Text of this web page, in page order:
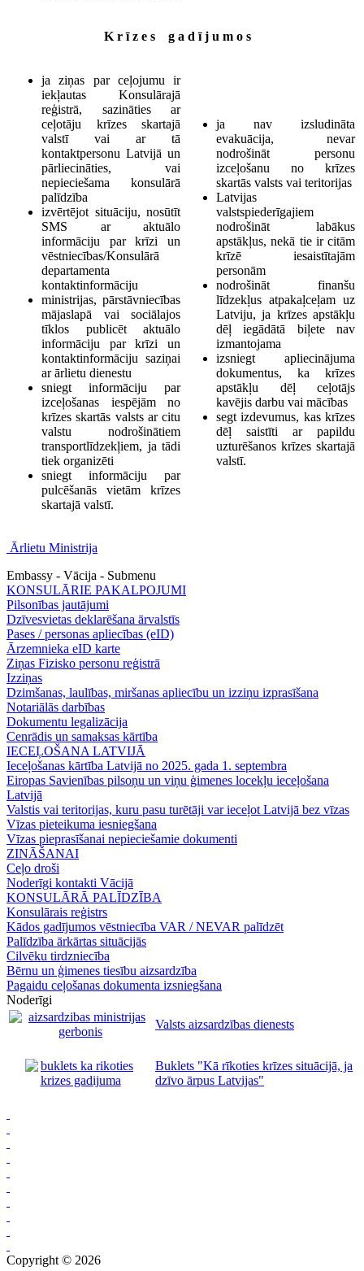
K r ī z e s g a d ī j u m o s
ja ziņas par ceļojumu ir
iekļautas Konsulārajā
reģistrā, sazināties ar
ceļotāju krīzes skartajā
valstī vai ar tā
kontaktpersonu Latvijā un
pārliecināties, vai
nepieciešama konsulārā
palīdzība
izvērtējot situāciju, nosūtīt
SMS ar aktuālo
informāciju par krīzi un
vēstniecības/Konsulārā
departamenta
kontaktinformāciju
ministrijas, pārstāvniecības
mājaslapā vai sociālajos
tīklos publicēt aktuālo
informāciju par krīzi un
kontaktinformāciju saziņai
ar ārlietu dienestu
sniegt informāciju par
izceļošanas iespējām no
krīzes skartās valsts ar citu
valstu nodrošinātiem
transportlīdzekļiem, ja tādi
tiek organizēti
sniegt informāciju par
pulcēšanās vietām krīzes
skartajā valstī.
ja nav izsludināta
evakuācija, nevar
nodrošināt personu
izceļošanu no krīzes
skartās valsts vai teritorijas
Latvijas
valstspiederīgajiem
nodrošināt labākus
apstākļus, nekā tie ir citām
krīzē iesaistītajām
personām
nodrošināt finanšu
līdzekļus atpakaļceļam uz
Latviju, ja krīzes apstākļu
dēļ iegādātā biļete nav
izmantojama
izsniegt apliecinājuma
dokumentus, ka krīzes
apstākļu dēļ ceļotājs
kavējis darbu vai mācības
segt izdevumus, kas krīzes
dēļ saistīti ar papildu
uzturēšanos krīzes skartajā
valstī.
Ārlietu Ministrija
Embassy - Vācija - Submenu
KONSULĀRIE PAKALPOJUMI
Pilsonības jautājumi
Dzīvesvietas deklarēšana ārvalstīs
Pases / personas apliecības (eID)
Ārzemnieka eID karte
Ziņas Fizisko personu reģistrā
Izziņas
Dzimšanas, laulības, miršanas apliecību un izziņu izprasīšana
Notariālās darbības
Dokumentu legalizācija
Cenrādis un samaksas kārtība
IECEĻOŠANA LATVIJĀ
Ieceļošanas kārtība Latvijā no 2025. gada 1. septembra
Eiropas Savienības pilsoņu un viņu ģimenes locekļu ieceļošana
Latvijā
Valstis vai teritorijas, kuru pasu turētāji var ieceļot Latvijā bez vīzas
Vīzas pieteikuma iesniegšana
Vīzas pieprasīšanai nepieciešamie dokumenti
ZINĀŠANAI
Ceļo droši
Noderīgi kontakti Vācijā
KONSULĀRĀ PALĪDZĪBA
Konsulārais reģistrs
Kādos gadījumos vēstniecība VAR / NEVAR palīdzēt
Palīdzība ārkārtas situācijās
Cilvēku tirdzniecība
Bērnu un ģimenes tiesību aizsardzība
Pagaidu ceļošanas dokumenta izsniegšana
Noderīgi
Valsts aizsardzības dienests
Buklets "Kā rīkoties krīzes situācijā, ja
dzīvo ārpus Latvijas"
Copyright © 2026